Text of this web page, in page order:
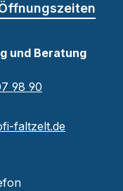
und Beratung
98 90
faltzelt.de